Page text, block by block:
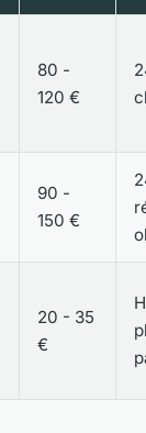
80 -
120 €
90 -
150 €
20 - 35
€